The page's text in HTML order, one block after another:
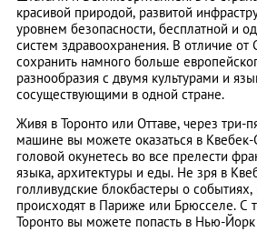
красивой природой, развитой
уровнем безопасности, бесплатной и
систем здравоохранения. В отличие
сохранить намного больше
разнообразия с двумя культурами и
сосуществующими в одной стране.
Живя в Торонто или Оттаве, через три-
машине вы можете оказаться в
головой окунетесь во все прелести
языка, архитектуры и еды. Не зря в
голливудские блокбастеры о
происходят в Париже или Брюсселе. С
Торонто вы можете попасть в Нью-